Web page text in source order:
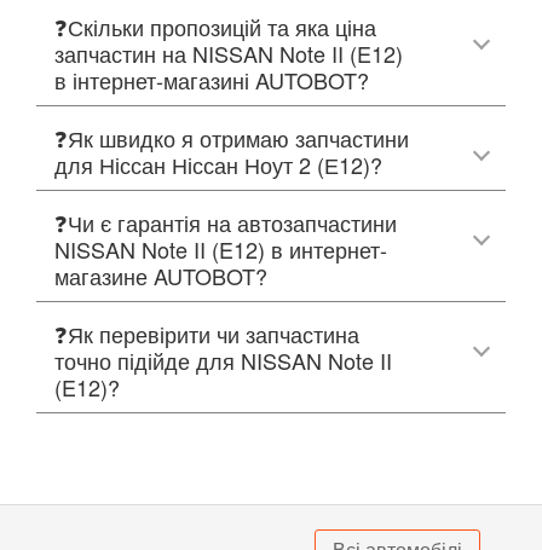
❓Скільки пропозицій та яка ціна
запчастин на NISSAN Note II (E12)
в інтернет-магазині AUTOBOT?
❓Як швидко я отримаю запчастини
для Ніссан Ніссан Ноут 2 (Е12)?
❓Чи є гарантія на автозапчастини
NISSAN Note II (E12) в интернет-
магазине AUTOBOT?
❓Як перевірити чи запчастина
точно підійде для NISSAN Note II
(E12)?